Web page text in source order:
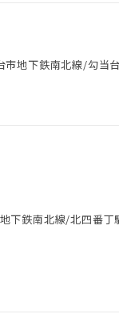
市地下鉄南北線/勾当
下鉄南北線/北四番丁